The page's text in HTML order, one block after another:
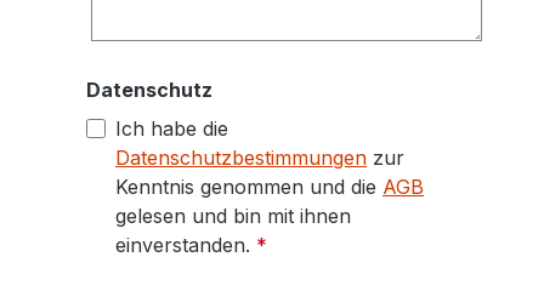
Datenschutz
Ich habe die
Datenschutzbestimmungen zur
Kenntnis genommen und die AGB
gelesen und bin mit ihnen
einverstanden. *